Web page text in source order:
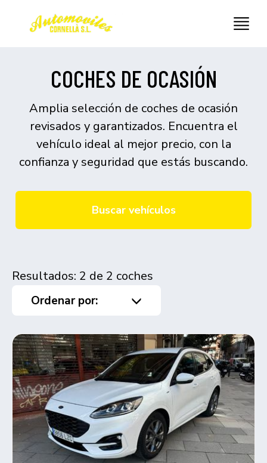
COCHES DE OCASIÓN
Amplia selección de coches de ocasión
revisados y garantizados. Encuentra el
vehículo ideal al mejor precio, con la
confianza y seguridad que estás buscando.
Buscar vehículos
Resultados: 2 de 2 coches
Ordenar por: